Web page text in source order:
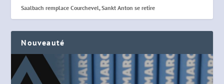
Saalbach remplace Courchevel, Sankt Anton se retire
Nouveauté